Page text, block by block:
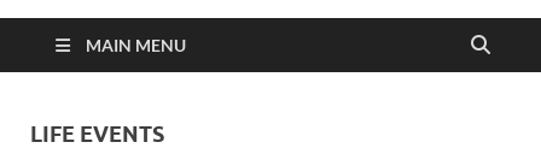
MAIN MENU
LIFE EVENTS